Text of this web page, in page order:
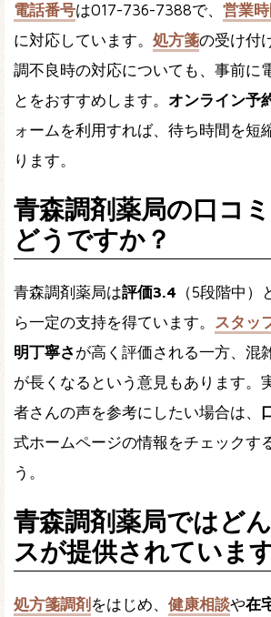
電話番号は017-736-7388で、 営業時
に対応しています。 処方箋の受け付
調不良時の対応についても、事前に
とをおすすめします。 オンライン予
ォームを利用すれば、待ち時間を短
ります。
青森調剤薬局の口コ
どうですか？
青森調剤薬局は評価3.4 （5段階中
ら一定の支持を得ています。 スタッ
明丁寧さが高く評価される一方、混
が長くなるという意見もあります。
者さんの声を参考にしたい場合は、
式ホームページの情報をチェックす
う。
青森調剤薬局ではど
スが提供されていま
処方箋調剤 をはじめ、 健康相談や在